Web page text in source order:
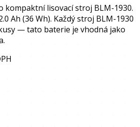
kompaktní lisovací stroj BLM-1930.
Ah (36 Wh). Každý stroj BLM-1930
— tato baterie je vhodná jako